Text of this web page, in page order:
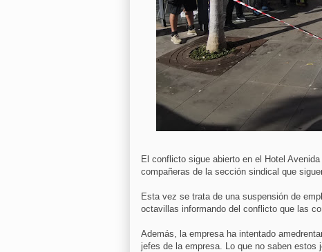
El conflicto sigue abierto en el Hotel
compañeras de la sección sindical que
Esta vez se trata de una suspensión de
octavillas informando del conflicto que las
Además, la empresa ha intentado
jefes de la empresa. Lo que no saben